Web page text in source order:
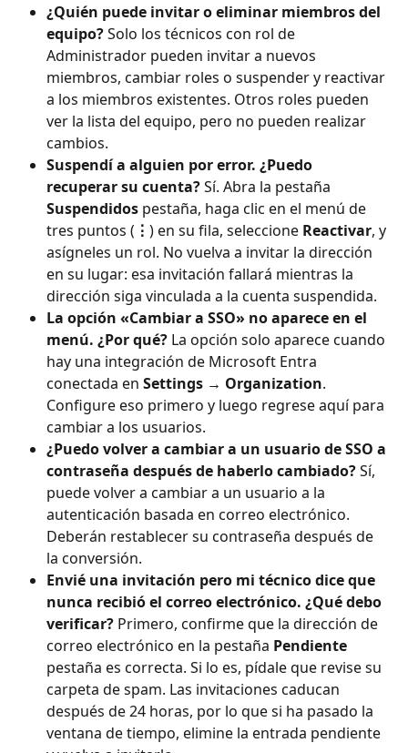
¿Quién puede invitar o eliminar miembros del
equipo? Solo los técnicos con rol de
Administrador pueden invitar a nuevos
miembros, cambiar roles o suspender y reactivar
a los miembros existentes. Otros roles pueden
ver la lista del equipo, pero no pueden realizar
cambios.
Suspendí a alguien por error. ¿Puedo
recuperar su cuenta? Sí. Abra la pestaña
Suspendidos pestaña, haga clic en el menú de
tres puntos ( ⋮ ) en su fila, seleccione Reactivar, y
asígneles un rol. No vuelva a invitar la dirección
en su lugar: esa invitación fallará mientras la
dirección siga vinculada a la cuenta suspendida.
La opción «Cambiar a SSO» no aparece en el
menú. ¿Por qué? La opción solo aparece cuando
hay una integración de Microsoft Entra
conectada en Settings → Organization.
Configure eso primero y luego regrese aquí para
cambiar a los usuarios.
¿Puedo volver a cambiar a un usuario de SSO a
contraseña después de haberlo cambiado? Sí,
puede volver a cambiar a un usuario a la
autenticación basada en correo electrónico.
Deberán restablecer su contraseña después de
la conversión.
Envié una invitación pero mi técnico dice que
nunca recibió el correo electrónico. ¿Qué debo
verificar? Primero, confirme que la dirección de
correo electrónico en la pestaña Pendiente
pestaña es correcta. Si lo es, pídale que revise su
carpeta de spam. Las invitaciones caducan
después de 24 horas, por lo que si ha pasado la
ventana de tiempo, elimine la entrada pendiente